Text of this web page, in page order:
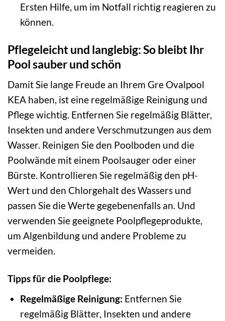
Ersten Hilfe, um im Notfall richtig reagieren zu
können.
Pflegeleicht und langlebig: So bleibt Ihr
Pool sauber und schön
Damit Sie lange Freude an Ihrem Gre Ovalpool
KEA haben, ist eine regelmäßige Reinigung und
Pflege wichtig. Entfernen Sie regelmäßig Blätter,
Insekten und andere Verschmutzungen aus dem
Wasser. Reinigen Sie den Poolboden und die
Poolwände mit einem Poolsauger oder einer
Bürste. Kontrollieren Sie regelmäßig den pH-
Wert und den Chlorgehalt des Wassers und
passen Sie die Werte gegebenenfalls an. Und
verwenden Sie geeignete Poolpflegeprodukte,
um Algenbildung und andere Probleme zu
vermeiden.
Tipps für die Poolpflege:
Regelmäßige Reinigung: Entfernen Sie
regelmäßig Blätter, Insekten und andere